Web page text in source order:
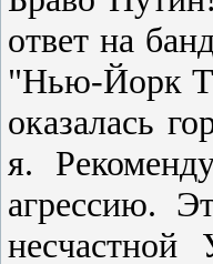
ответ на
"Нью-Йорк
оказалаcь
я.
агреccию.